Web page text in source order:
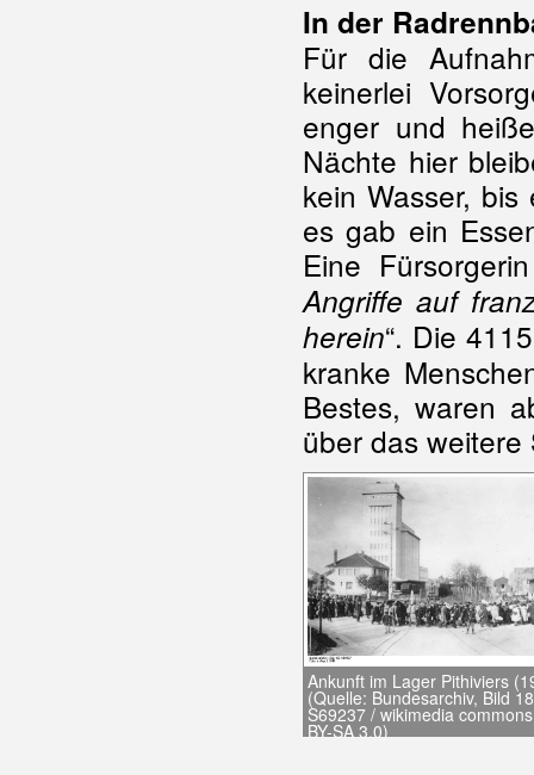
In der
Für die
keinerlei
enger und
Nächte hier
kein Wasser,
es gab ein
Eine
Angriffe auf
herein“. Die
kranke
Bestes, waren
über das weitere
Ankunft im Lager Pithiviers
(Quelle: Bundesarchiv, Bild
S69237 / wikimedia
BY-SA 3.0)